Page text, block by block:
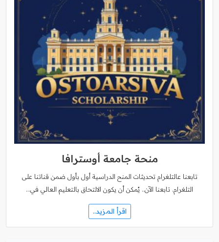
منحة جامعة أوسترافا
تابعنا عالتلغرام تحديثات المنح الدراسية أول بأول ضمن قناتنا على
التلغرام. تابعنا الآن.. يُمكن أن يكون الالتحاق بالتعليم العالي في…
اقرأ المزيد..